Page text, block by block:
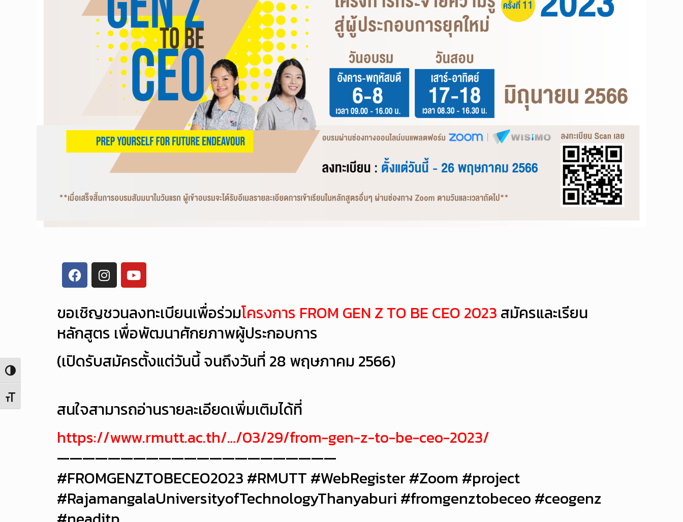
Toggle High Contrast
Toggle Font size
ขอเชิญชวนลงทะเบียนเพื่อร่วมโครงการ FROM GEN Z TO BE CEO 2023 สมัครและเรียน
หลักสูตร เพื่อพัฒนาศักยภาพผู้ประกอบการ
(เปิดรับสมัครตั้งแต่วันนี้ จนถึงวันที่ 28 พฤษภาคม 2566)
สนใจสามารถอ่านรายละเอียดเพิ่มเติมได้ที่
https://www.rmutt.ac.th/…/03/29/from-gen-z-to-be-ceo-2023/
——————————————————————
#FROMGENZTOBECEO2023 #RMUTT #WebRegister #Zoom #project
#RajamangalaUniversityofTechnologyThanyaburi #fromgenztobeceo #ceogenz